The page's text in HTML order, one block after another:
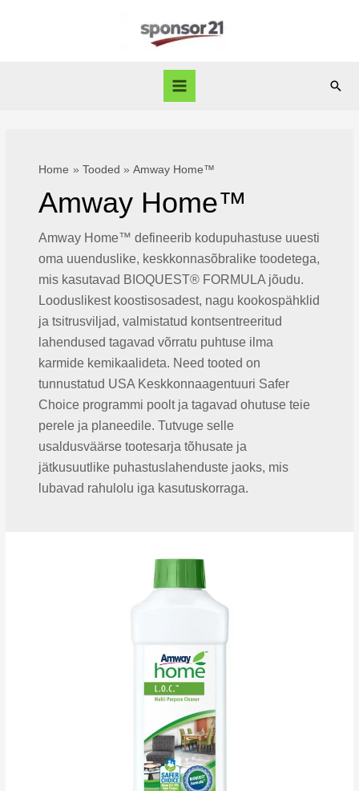
Main
Home Tooded Amway Home™
Amway Home™
Amway Home™ defineerib kodupuhastuse uuesti
oma uuenduslike, keskkonnasõbralike toodetega,
mis kasutavad BIOQUEST® FORMULA jõudu.
Looduslikest koostisosadest, nagu kookospähklid
ja tsitrusviljad, valmistatud kontsentreeritud
lahendused tagavad võrratu puhtuse ilma
karmide kemikaalideta. Need tooted on
tunnustatud USA Keskkonnaagentuuri Safer
Choice programmi poolt ja tagavad ohutuse teie
perele ja planeedile. Tutvuge selle
usaldusväärse tootesarja tõhusate ja
jätkusuutlike puhastuslahenduste jaoks, mis
lubavad rahulolu iga kasutuskorraga.